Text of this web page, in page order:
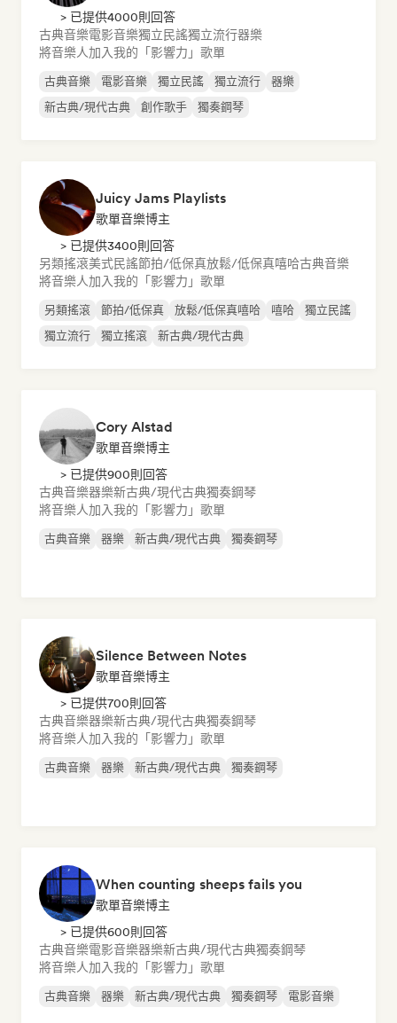
> 已提供4000則回答
古典音樂電影音樂獨立民謠獨立流行器樂
將音樂人加入我的「影響力」歌單
古典音樂 電影音樂 獨立民謠 獨立流行
器樂
新古典/現代古典
創作歌手 獨奏鋼琴
Juicy Jams Playlists
歌單音樂博主
> 已提供3400則回答
另類搖滾美式民謠節拍/低保真放鬆/低保真嘻哈古典音樂
將音樂人加入我的「影響力」歌單
另類搖滾 節拍/低保真 放鬆/低保真嘻哈 嘻哈
獨立民謠
獨立流行
獨立搖滾 新古典/現代古典
Cory Alstad
歌單音樂博主
> 已提供900則回答
古典音樂器樂新古典/現代古典獨奏鋼琴
將音樂人加入我的「影響力」歌單
古典音樂 器樂 新古典/現代古典 獨奏鋼琴
Silence Between Notes
歌單音樂博主
> 已提供700則回答
古典音樂器樂新古典/現代古典獨奏鋼琴
將音樂人加入我的「影響力」歌單
古典音樂 器樂 新古典/現代古典 獨奏鋼琴
When counting sheeps fails you
歌單音樂博主
> 已提供600則回答
古典音樂電影音樂器樂新古典/現代古典獨奏鋼琴
將音樂人加入我的「影響力」歌單
古典音樂 器樂 新古典/現代古典 獨奏鋼琴 電影音樂